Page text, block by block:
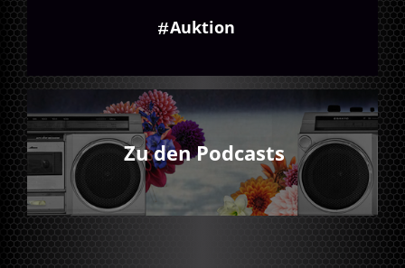
Auktion
Zu den Podcasts